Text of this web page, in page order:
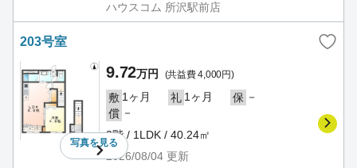
ハウスコム 所沢駅前店
203号室
写真を見る
9.72万円 (共益費 4,000円)
敷 1ヶ月 礼 1ヶ月 保 －
償 －
2階 / 1LDK / 40.24㎡
2026/08/04 更新